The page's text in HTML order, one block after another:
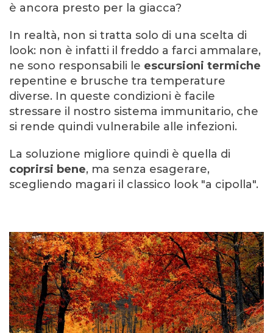
è ancora presto per la giacca?
In realtà, non si tratta solo di una scelta di
look: non è infatti il freddo a farci ammalare,
ne sono responsabili le escursioni termiche
repentine e brusche tra temperature
diverse. In queste condizioni è facile
stressare il nostro sistema immunitario, che
si rende quindi vulnerabile alle infezioni.
La soluzione migliore quindi è quella di
coprirsi bene, ma senza esagerare,
scegliendo magari il classico look "a cipolla".